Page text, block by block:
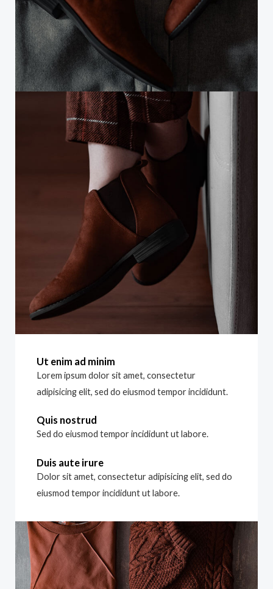
Ut enim ad minim
Lorem ipsum dolor sit amet, consectetur
adipisicing elit, sed do eiusmod tempor incididunt.
Quis nostrud
Sed do eiusmod tempor incididunt ut labore.
Duis aute irure
Dolor sit amet, consectetur adipisicing elit, sed do
eiusmod tempor incididunt ut labore.